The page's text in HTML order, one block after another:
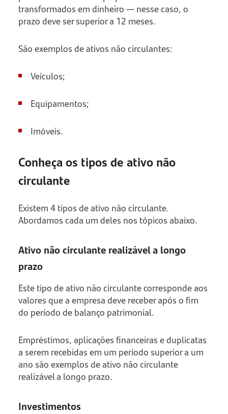
transformados em dinheiro — nesse caso, o
prazo deve ser superior a 12 meses.
São exemplos de ativos não circulantes:
Veículos;
Equipamentos;
Imóveis.
Conheça os tipos de ativo não
circulante
Existem 4 tipos de ativo não circulante.
Abordamos cada um deles nos tópicos abaixo.
Ativo não circulante realizável a longo
prazo
Este tipo de ativo não circulante corresponde aos
valores que a empresa deve receber após o fim
do período de balanço patrimonial.
Empréstimos, aplicações financeiras e duplicatas
a serem recebidas em um período superior a um
ano são exemplos de ativo não circulante
realizável a longo prazo.
Investimentos